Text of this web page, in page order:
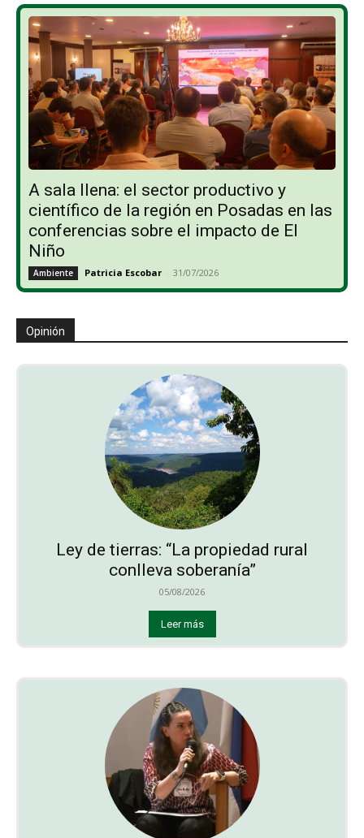
A sala llena: el sector productivo y
científico de la región en Posadas en las
conferencias sobre el impacto de El
Niño
Ambiente Patricia Escobar - 31/07/2026
Opinión
Ley de tierras: “La propiedad rural
conlleva soberanía”
05/08/2026
Leer más